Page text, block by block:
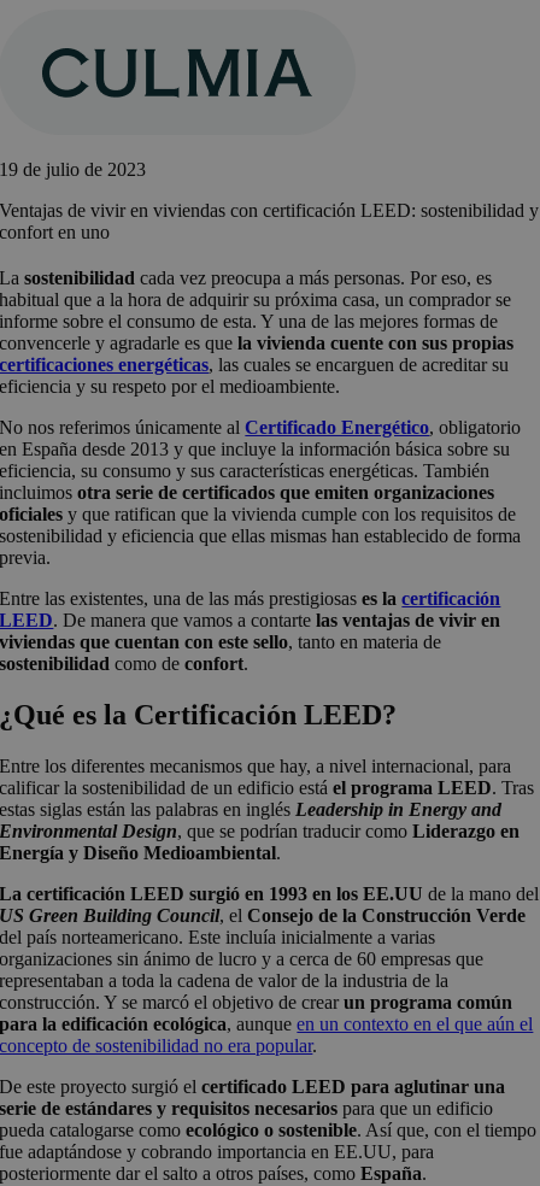
contenido
19 de julio de 2023
Ventajas de vivir en viviendas con certificación LEED: sostenibilidad y
confort en uno
Lasostenibilidadcada vez preocupa a más personas. Por eso, es
habitual que a la hora de adquirir su próxima casa, un comprador se
informe sobre el consumo de esta. Y una de las mejores formas de
convencerle y agradarle es quela vivienda cuente con sus propias
certificaciones energéticas, las cuales se encarguen de acreditar su
eficiencia y su respeto por el medioambiente.
No nos referimos únicamente alCertificado Energético, obligatorio
en España desde 2013 y que incluye la información básica sobre su
eficiencia, su consumo y sus características energéticas. También
incluimosotra serie de certificados que emiten organizaciones
oficiales y que ratifican que la vivienda cumple con los requisitos de
sostenibilidad y eficiencia que ellas mismas han establecido de forma
previa.
Entre las existentes, una de las más prestigiosases lacertificación
LEED. De manera que vamos a contartelas ventajas de vivir en
viviendas que cuentan con este sello, tanto en materia de
sostenibilidadcomo deconfort.
¿Qué es la Certificación LEED?
Entre los diferentes mecanismos que hay, a nivel internacional, para
calificar la sostenibilidad de un edificio estáel programa LEED. Tras
estas siglas están las palabras en inglés Leadership in Energy and
Environmental Design, que se podrían traducir comoLiderazgo en
Energía y Diseño Medioambiental.
La certificación LEED surgió en 1993 en los EE.UU de la mano del
US Green Building Council, elConsejo de la Construcción Verde
del país norteamericano. Este incluía inicialmente a varias
organizaciones sin ánimo de lucro y a cerca de 60 empresas que
representaban a toda la cadena de valor de la industria de la
construcción. Y se marcó el objetivo de crearun programa común
para la edificación ecológica, aunqueen un contexto en el que aún el
concepto de sostenibilidad no era popular.
De este proyecto surgió elcertificado LEED para aglutinar una
serie de estándares y requisitos necesarios para que un edificio
pueda catalogarse comoecológico o sostenible. Así que, con el tiempo
fue adaptándose y cobrando importancia en EE.UU, para
posteriormente dar el salto a otros países, comoEspaña.